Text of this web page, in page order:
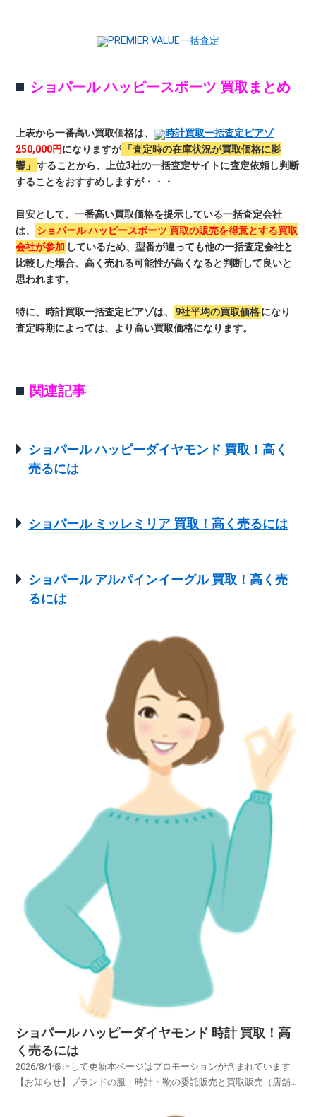
PREMIER VALUE一括査定
ショパール ハッピースポーツ 買取まとめ
上表から一番高い買取価格は、
時計買取一括査定ピアゾ
250,000円になりますが
「査定時の在庫状況が買取価格に影
響」 することから、上位3社の一括査定サイトに査定依頼し判断
することをおすすめしますが・・・
目安として、一番高い買取価格を提示している一括査定会社
は、
ショパール ハッピースポーツ 買取の販売を得意とする買取
会社が参加 しているため、型番が違っても他の一括査定会社と
比較した場合、高く売れる可能性が高くなると判断して良いと
思われます。
特に、時計買取一括査定ピアゾは、 9社平均の買取価格になり
査定時期によっては、より高い買取価格になります。
関連記事
ショパール ハッピーダイヤモンド 買取！高く
売るには
ショパール ミッレミリア 買取！高く売るには
ショパール アルパインイーグル 買取！高く売
るには
ショパール ハッピーダイヤモンド 時計 買取！高
く売るには
2026/8/1修正して更新本ページはプロモーションが含まれています
【お知らせ】ブランドの服・時計・靴の委託販売と買取販売（店舗買
理由服・時計・靴 買取 委託販売！買取販売とのメリット デメリット